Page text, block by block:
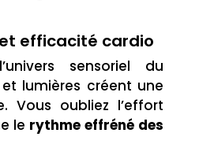
efficacité cardio
sensoriel du
lumières créent une
Vous oubliez l’effort
le rythme effréné des